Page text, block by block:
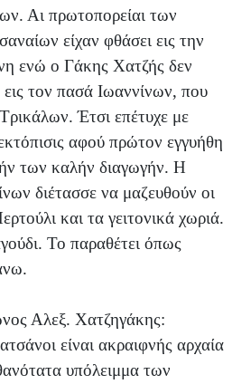
Αι πρωτοπορείαι των
είχαν φθάσει εις την
ενώ ο Γάκης Χατζής δεν
εις τον πασά Ιωαννίνων, που
Έτσι επέτυχε με
αφού πρώτον εγγυήθη
των καλήν διαγωγήν. Η
διέτασσε να μαζευθούν οι
και τα γειτονικά χωριά.
Το παραθέτει όπως
Αλεξ. Χατζηγάκης:
είναι ακραιφνής αρχαία
υπόλειμμα των